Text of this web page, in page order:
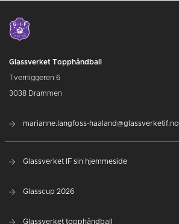
Glassverket Topphåndball
Tverrliggeren 6
3038 Drammen
marianne.langfoss-haaland@glassverketif.no
Glassverket IF sin hjemmeside
Glasscup 2026
Glassverket topphåndball